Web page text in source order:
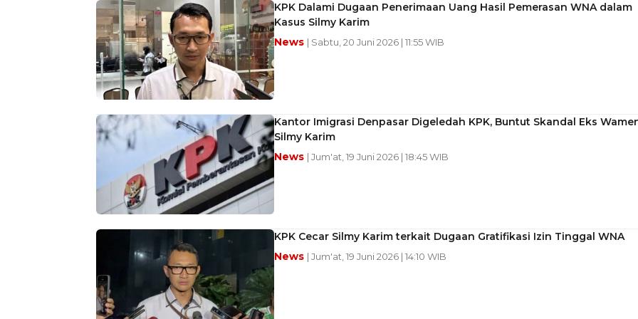
KPK Dalami Dugaan Penerimaan Uang Hasil Pemerasan WNA dalam
Kasus Silmy Karim
News | Sabtu, 20 Juni 2026 | 11:55 WIB
Kantor Imigrasi Denpasar Digeledah KPK, Buntut Skandal Eks
Silmy Karim
News | Jum'at, 19 Juni 2026 | 18:45 WIB
KPK Cecar Silmy Karim terkait Dugaan Gratifikasi Izin Tinggal WNA
News | Jum'at, 19 Juni 2026 | 14:10 WIB